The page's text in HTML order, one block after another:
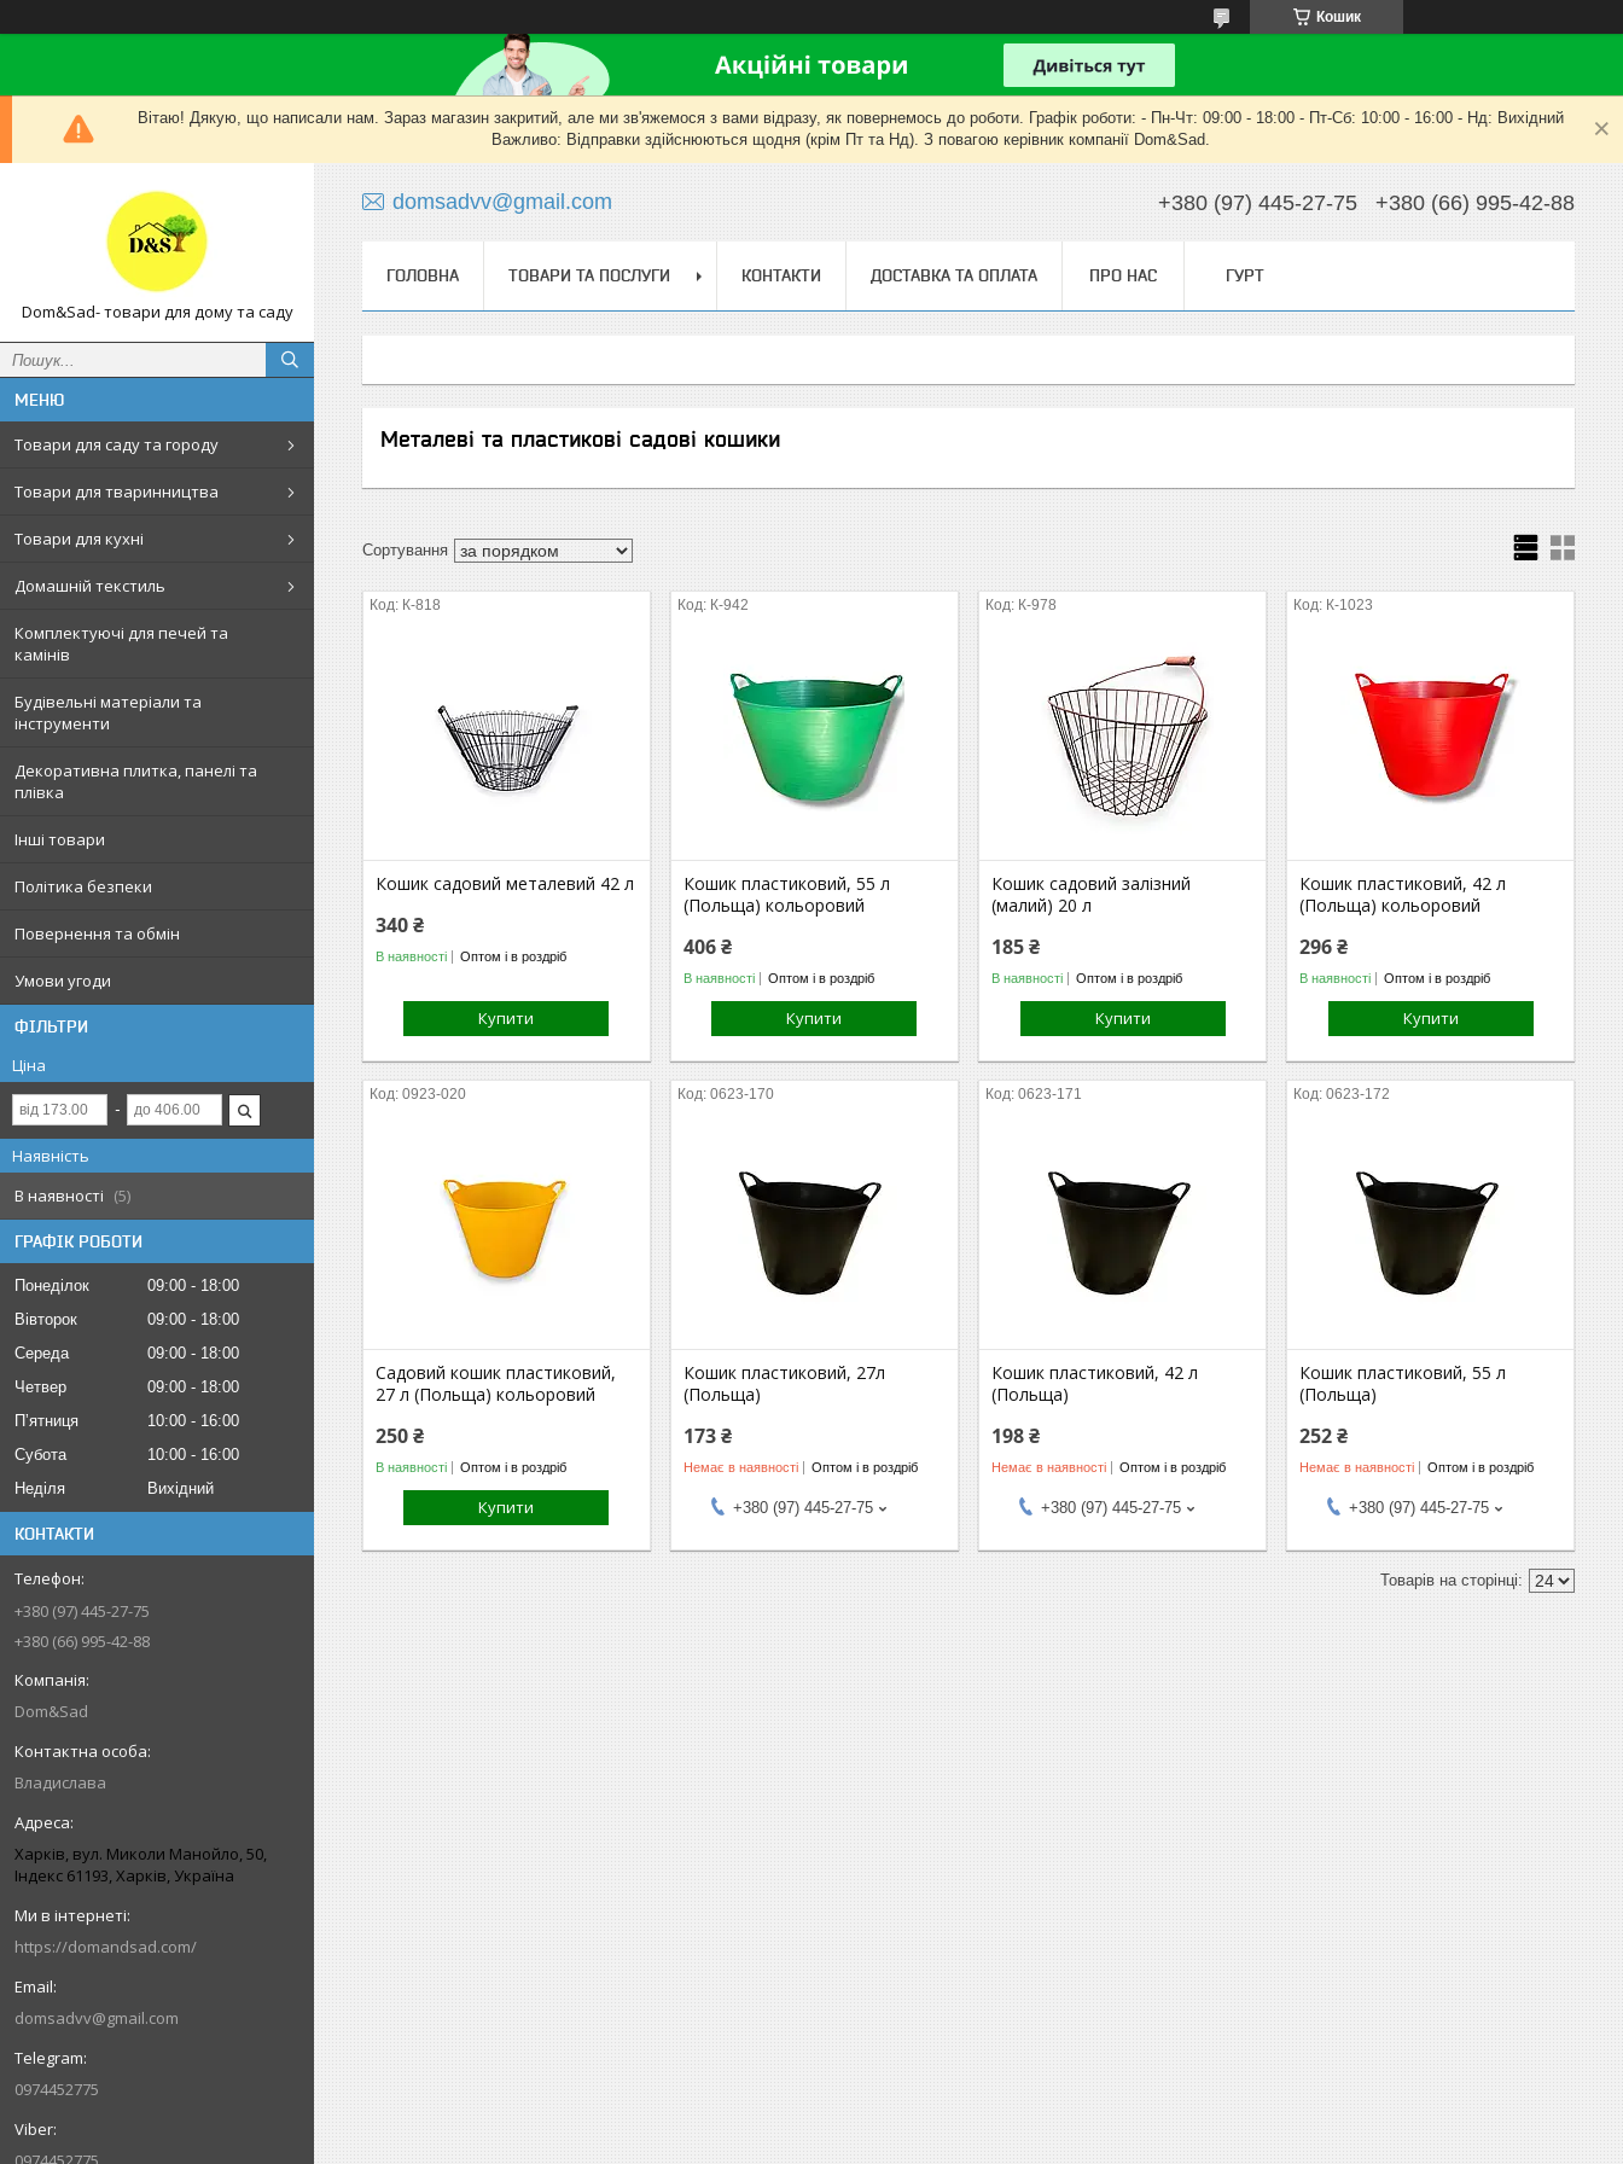
Кошик
Вітаю! Дякую, що написали нам. Зараз магазин закритий, але ми зв'яжемося з вами відразу, як повернемось до роботи. Графік роботи: - Пн-Чт: 09:00 - 18:00 - Пт-Сб: 10:00 - 16:00 - Нд: Вихідний
Важливо: Відправки здійснюються щодня (крім Пт та Нд). З повагою керівник компанії Dom&Sad.
Dom&Sad- товари для дому та саду
Товари для саду та городу
Товари для тваринництва
Товари для кухні
Домашній текстиль
Комплектуючі для печей та
камінів
Будівельні матеріали та
інструменти
Декоративна плитка, панелі та
плівка
Інші товари
Політика безпеки
Повернення та обмін
Умови угоди
ФІЛЬТРИ
Ціна
Наявність
В наявності
5
ГРАФІК РОБОТИ
Понеділок 09:00
18:00
Вівторок
09:00
18:00
Середа
09:00
18:00
Четвер
09:00
18:00
Пʼятниця
10:00
16:00
Субота
10:00
16:00
Неділя
Вихідний
КОНТАКТИ
+380 (97) 445-27-75
+380 (66) 995-42-88
Dom&Sad
Владислава
Харків, вул. Миколи Манойло, 50,
Індекс 61193, Харків, Україна
https://domandsad.com/
domsadvv@gmail.com
0974452775
domsadvv@gmail.com +380 (97) 445-27-75 +380 (66) 995-42-88
ГОЛОВНА ТОВАРИ ТА ПОСЛУГИ КОНТАКТИ ДОСТАВКА ТА ОПЛАТА ПРО НАС ГУРТ
Металеві та пластикові садові кошики
К-818
Кошик садовий металевий 42 л
340 ₴
В наявності Оптом і в роздріб
Купити
К-942
Кошик пластиковий, 55 л
(Польща) кольоровий
406 ₴
В наявності Оптом і в роздріб
Купити
К-978
Кошик садовий залізний
(малий) 20 л
185 ₴
В наявності Оптом і в роздріб
Купити
К-1023
Кошик пластиковий, 42 л
(Польща) кольоровий
296 ₴
В наявності Оптом і в роздріб
Купити
0923-020
Садовий кошик пластиковий,
27 л (Польща) кольоровий
250 ₴
В наявності Оптом і в роздріб
Купити
0623-170
Кошик пластиковий, 27л
(Польща)
173 ₴
Немає в наявності Оптом і в роздріб
+380 (97) 445-27-75
0623-171
Кошик пластиковий, 42 л
(Польща)
198 ₴
Немає в наявності Оптом і в роздріб
+380 (97) 445-27-75
0623-172
Кошик пластиковий, 55 л
(Польща)
252 ₴
Немає в наявності Оптом і в роздріб
+380 (97) 445-27-75